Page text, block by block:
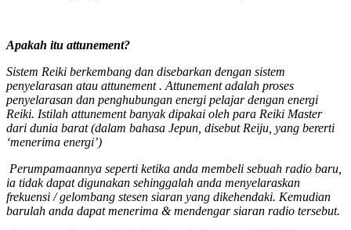
Apakah itu attunement?
Sistem Reiki berkembang dan disebarkan dengan sistem
penyelarasan atau attunement . Attunement adalah proses
penyelarasan dan penghubungan energi pelajar dengan energi
Reiki. Istilah attunement banyak dipakai oleh para Reiki Master
dari dunia barat (dalam bahasa Jepun, disebut Reiju, yang bererti
‘menerima energi’)
Perumpamaannya seperti ketika anda membeli sebuah radio baru,
ia tidak dapat digunakan sehinggalah anda menyelaraskan
frekuensi / gelombang stesen siaran yang dikehendaki. Kemudian
barulah anda dapat menerima & mendengar siaran radio tersebut.